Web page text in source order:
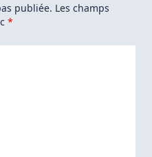
publiée. Les champs
*